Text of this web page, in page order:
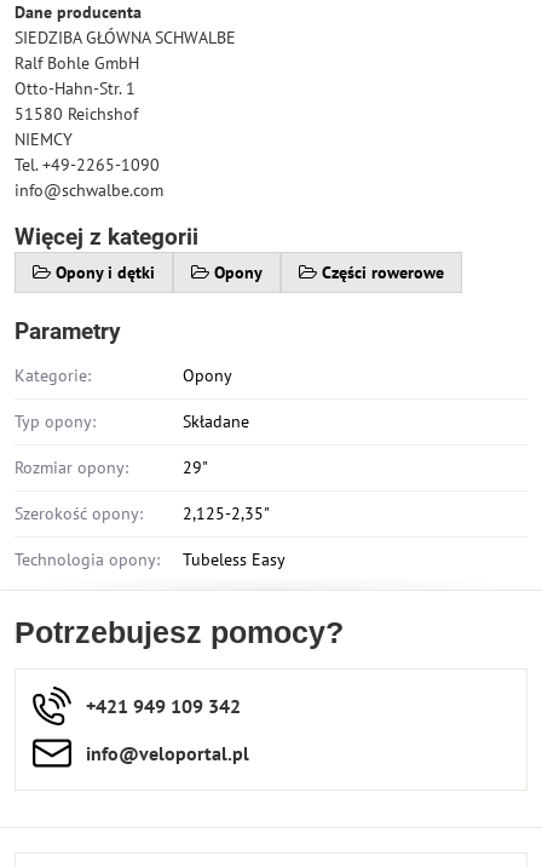
Dane producenta
SIEDZIBA GŁÓWNA SCHWALBE
Ralf Bohle GmbH
Otto-Hahn-Str. 1
51580 Reichshof
NIEMCY
Tel. +49-2265-1090
info@schwalbe.com
Więcej z kategorii
Opony i dętki Opony Części rowerowe
Parametry
Kategorie: Opony
Typ opony: Składane
Rozmiar opony: 29"
Szerokość opony: 2,125-2,35"
Technologia opony: Tubeless Easy
Potrzebujesz pomocy?
+421 949 109 342
info​​@veloportal​.pl